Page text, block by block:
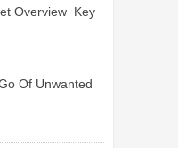
Overview  Key
Of Unwanted